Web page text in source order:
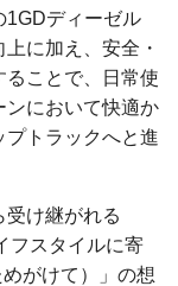
1GDディーゼル
に加え、安全・
ことで、日常使
ンにおいて快適か
トラックへと進
け継がれる
フスタイルに寄
がけて）」の想